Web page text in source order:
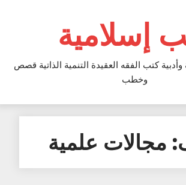
إسلامية
كتب الفقه العقيدة التنمية الذاتية قصص
وخطب
مجالات علمية